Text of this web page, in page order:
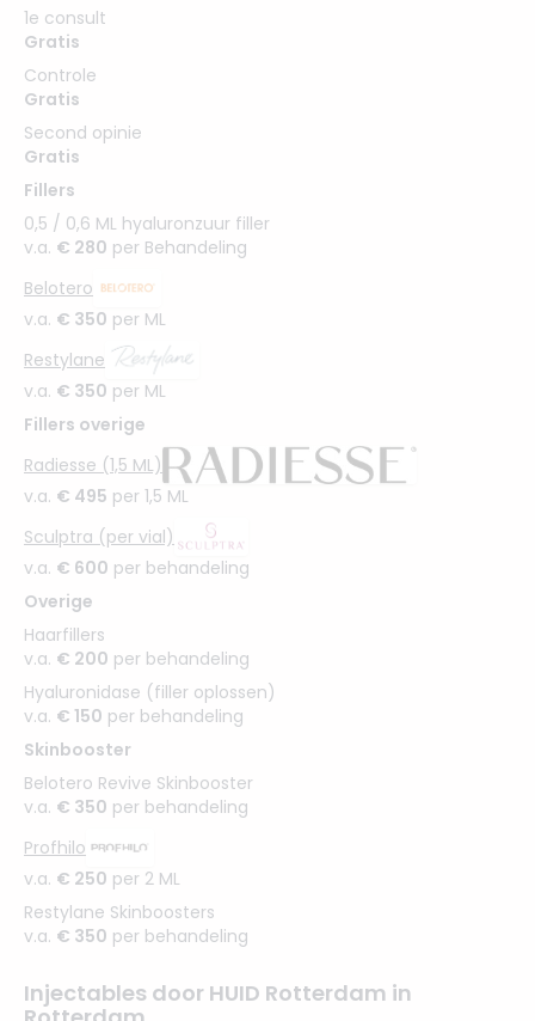
1e consult
Gratis
Controle
Gratis
Second opinie
Gratis
Fillers
0,5 / 0,6 ML hyaluronzuur filler
v.a. € 280 per Behandeling
Belotero
v.a. € 350 per ML
Restylane
v.a. € 350 per ML
Fillers overige
Radiesse (1,5 ML)
v.a. € 495 per 1,5 ML
Sculptra (per vial)
v.a. € 600 per behandeling
Overige
Haarfillers
v.a. € 200 per behandeling
Hyaluronidase (filler oplossen)
v.a. € 150 per behandeling
Skinbooster
Belotero Revive Skinbooster
v.a. € 350 per behandeling
Profhilo
v.a. € 250 per 2 ML
Restylane Skinboosters
v.a. € 350 per behandeling
Injectables door HUID Rotterdam in